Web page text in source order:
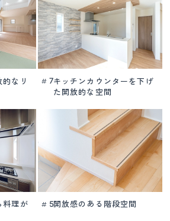
的なリ
# 7キッチンカウンターを下げ
た開放的な空間
料理が
# 5開放感のある階段空間